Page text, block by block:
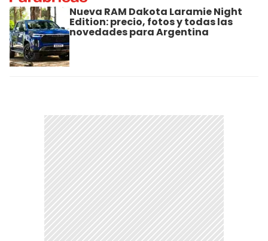
Nueva RAM Dakota Laramie Night
Edition: precio, fotos y todas las
novedades para Argentina